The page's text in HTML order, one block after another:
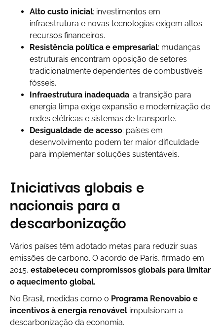
Alto custo inicial: investimentos em
infraestrutura e novas tecnologias exigem altos
recursos financeiros.
Resistência política e empresarial: mudanças
estruturais encontram oposição de setores
tradicionalmente dependentes de combustíveis
fósseis.
Infraestrutura inadequada: a transição para
energia limpa exige expansão e modernização de
redes elétricas e sistemas de transporte.
Desigualdade de acesso: países em
desenvolvimento podem ter maior dificuldade
para implementar soluções sustentáveis.
Iniciativas globais e
nacionais para a
descarbonização
Vários países têm adotado metas para reduzir suas
emissões de carbono. O acordo de Paris, firmado em
2015, estabeleceu compromissos globais para limitar
o aquecimento global.
No Brasil, medidas como o Programa Renovabio e
incentivos à energia renovável impulsionam a
descarbonização da economia.